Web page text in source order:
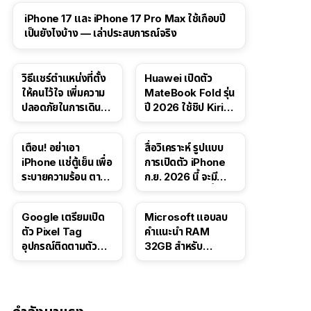
41:47
iPhone 17 และ iPhone 17 Pro Max ใช้เกือบปี
เป็นยังไงบ้าง — เล่าประสบการณ์จริง
วิธีแชร์ตำแหน่งที่ตั้ง
ให้คนไว้ใจ เพิ่มความ
ปลอดภัยในการเดิน
Huawei เปิดตัว
MateBook Fold รุ่น
ปี 2026 ใช้ชิป Kirin
เตือน! อย่าเอา
iPhone แช่ตู้เย็น เพื่อ
ระบายความร้อน ตาม
สื่อวิเคราะห์ รูปแบบ
การเปิดตัว iPhone
ก.ย. 2026 นี้ จะมี
Google เตรียมเปิด
ตัว Pixel Tag
อุปกรณ์ติดตามตัว
Microsoft แอบลบ
คำแนะนำ RAM
32GB สำหรับ